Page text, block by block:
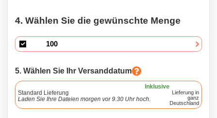
4. Wählen Sie die gewünschte Menge
5. Wählen Sie Ihr Versanddatum
Inklusive
Standard Lieferung
Laden Sie Ihre Dateien morgen vor 9.30 Uhr hoch.
Lieferung in
ganz
Deutschland